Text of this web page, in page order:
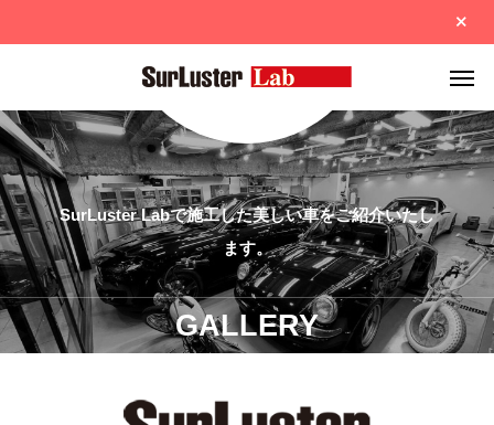
SurLuster Labで施工した美しい車をご紹介いたし
ます。
GALLERY